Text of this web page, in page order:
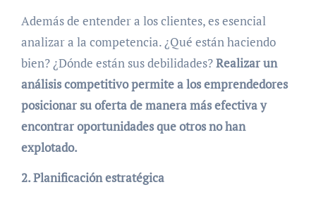
Además de entender a los clientes, es esencial
analizar a la competencia. ¿Qué están haciendo
bien? ¿Dónde están sus debilidades?Realizar un
análisis competitivo permite a los emprendedores
posicionar su oferta de manera más efectiva y
encontrar oportunidades que otros no han
explotado.
2. Planificación estratégica